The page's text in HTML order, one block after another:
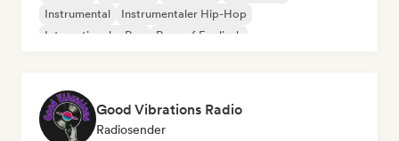
Instrumental
Instrumentaler Hip-Hop
Internationaler Rap
Rap auf Englisch
Good Vibrations Radio
Radiosender